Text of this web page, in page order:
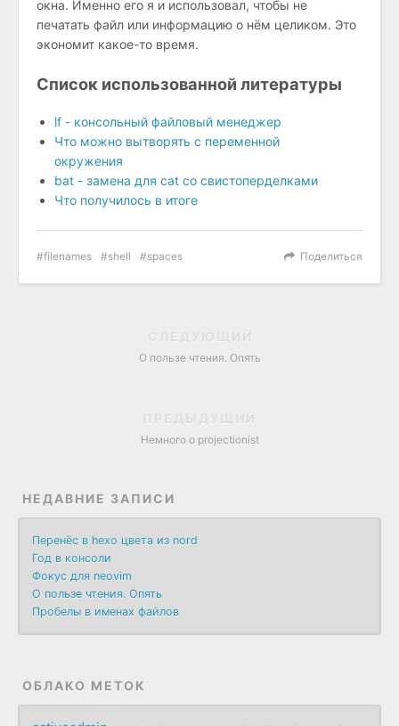
окна. Именно его я и использовал, чтобы не
печатать файл или информацию о нём целиком. Это
экономит какое-то время.
Список использованной литературы
lf - консольный файловый менеджер
Что можно вытворять с переменной
окружения
bat - замена для cat со свистоперделками
Что получилось в итоге
Поделиться
filenames shell spaces
СЛЕДУЮЩИЙ
О пользе чтения. Опять
ПРЕДЫДУЩИЙ
Немного о projectionist
НЕДАВНИЕ ЗАПИСИ
Перенёс в hexo цвета из nord
Год в консоли
Фокус для neovim
О пользе чтения. Опять
Пробелы в именах файлов
ОБЛАКО МЕТОК